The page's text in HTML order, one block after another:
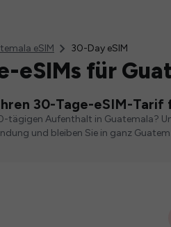
eSIM 30-Day eSIM
eSIMs für
30-Tage-eSIM-Tarif
tägigen Aufenthalt in Guatemala?
und bleiben Sie in ganz